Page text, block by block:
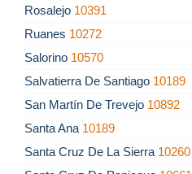
Rosalejo 10391
Ruanes 10272
Salorino 10570
Salvatierra De Santiago 10189
San Martín De Trevejo 10892
Santa Ana 10189
Santa Cruz De La Sierra 10260